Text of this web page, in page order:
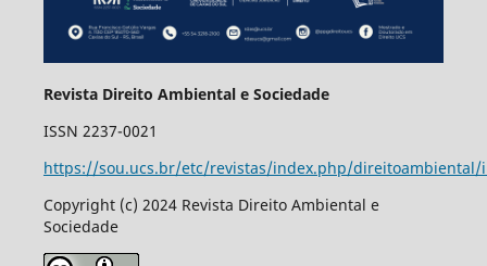
Revista Direito Ambiental e Sociedade
ISSN 2237-0021
https://sou.ucs.br/etc/revistas/index.php/direitoambiental/
Copyright (c) 2024 Revista Direito Ambiental e
Sociedade